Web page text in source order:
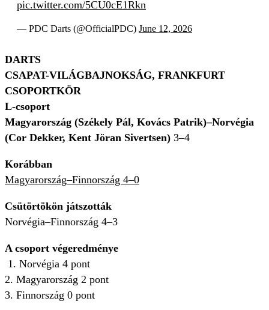
pic.twitter.com/5CU0cE1Rkn
— PDC Darts (@OfficialPDC) June 12, 2026
DARTS
CSAPAT-VILÁGBAJNOKSÁG, FRANKFURT
CSOPORTKÖR
L-csoport
Magyarország (Székely Pál, Kovács Patrik)–Norvégia
(Cor Dekker, Kent Jöran Sivertsen) 3–4
Korábban
Magyarország–Finnország 4–0
Csütörtökön játszották
Norvégia–Finnország 4–3
A csoport végeredménye
1. Norvégia 4 pont
2. Magyarország 2 pont
3. Finnország 0 pont